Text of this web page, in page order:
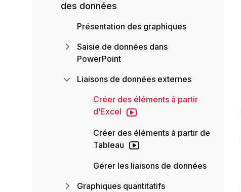
des données
Présentation des graphiques
Saisie de données dans
PowerPoint
Liaisons de données externes
Créer des éléments à partir
d’Excel
Créer des éléments à partir de
Tableau
Gérer les liaisons de données
Graphiques quantitatifs